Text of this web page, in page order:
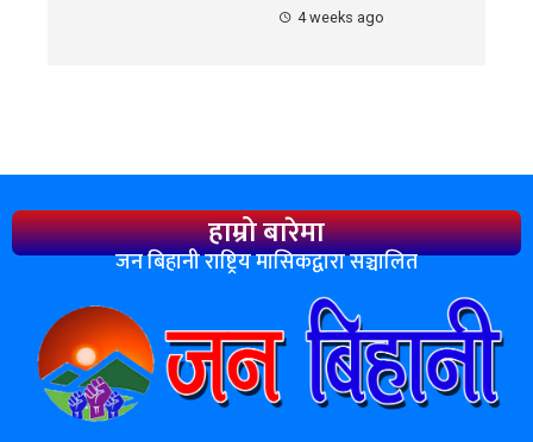
4 weeks ago
हाम्रो बारेमा
जन बिहानी राष्ट्रिय मासिकद्वारा सञ्चालित